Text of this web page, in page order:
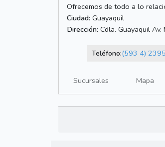
Ofrecemos de todo a lo
Ciudad: Guayaquil
Dirección: Cdla. Guayaquil
Teléfono:(593 4)
Sucursales Mapa